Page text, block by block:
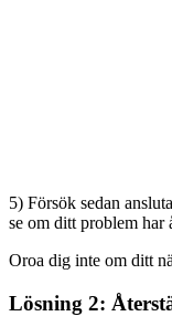
5) Försök sedan
se om ditt problem har
Oroa dig inte om ditt
Lösning 2: